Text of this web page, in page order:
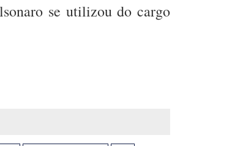
se utilizou do cargo